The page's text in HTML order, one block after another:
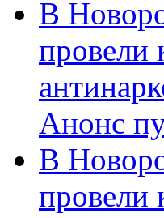
В
провели
Анонс
В
провели